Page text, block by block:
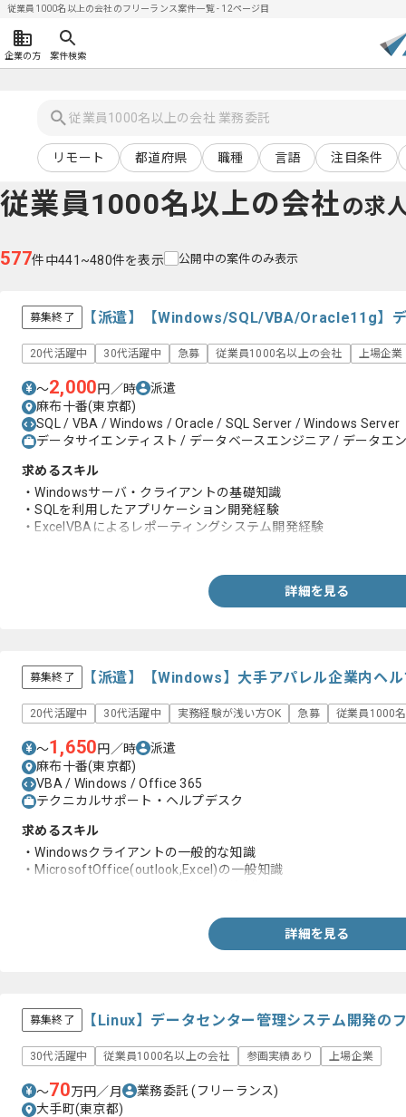
従業員1000名以上の会社のフリーランス案件一覧 - 12ページ目
企業の方 案件検索
リモート 都道府県 職種 言語 注目条件
従業員1000名以上の会社の求
577件中441~480件を表示 公開中の案件のみ表示
募集終了 【派遣】【Windows/SQL/VBA/Oracle11g】
20代活躍中 30代活躍中 急募 従業員1000名以上の会社 上場企業
〜2,000円／時
派遣
麻布十番(東京都)
SQL / VBA / Windows / Oracle / SQL Server / Windows Server
データサイエンティスト / データベースエンジニア / データエ
求めるスキル
・Windowsサーバ・クライアントの基礎知識
・SQLを利用したアプリケーション開発経験
・ExcelVBAによるレポーティングシステム開発経験
詳細を見る
募集終了 【派遣】【Windows】大手アパレル企業内ヘ
20代活躍中 30代活躍中 実務経験が浅い方OK 急募 従業員1000
〜1,650円／時
派遣
麻布十番(東京都)
VBA / Windows / Office 365
テクニカルサポート・ヘルプデスク
求めるスキル
・Windowsクライアントの一般的な知識
・MicrosoftOffice(outlook,Excel)の一般知識
詳細を見る
募集終了 【Linux】データセンター管理システム開発の
30代活躍中 従業員1000名以上の会社 参画実績あり 上場企業
〜70万円／月 業務委託(フリーランス)
大手町(東京都)